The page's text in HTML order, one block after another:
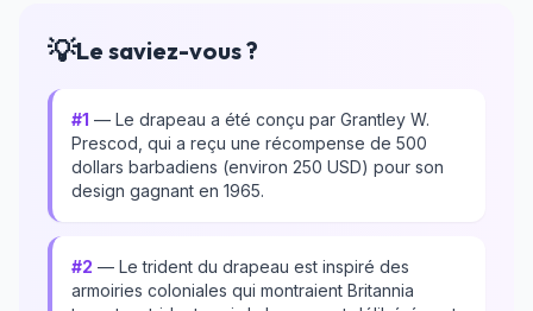
💡Le saviez-vous ?
#1 — Le drapeau a été conçu par Grantley W.
Prescod, qui a reçu une récompense de 500
dollars barbadiens (environ 250 USD) pour son
design gagnant en 1965.
#2 — Le trident du drapeau est inspiré des
armoiries coloniales qui montraient Britannia